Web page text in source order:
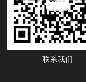
联系我们